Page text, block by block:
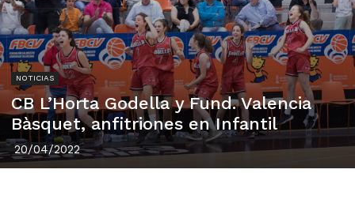
NOTICIAS
CB L’Horta Godella y Fund. Valencia
Bàsquet, anfitriones en Infantil
20/04/2022